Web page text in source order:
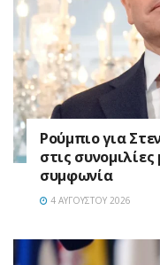
Ρούμπιο για
στις
συμφωνία
4 ΑΥΓΟΎΣΤΟΥ 2026